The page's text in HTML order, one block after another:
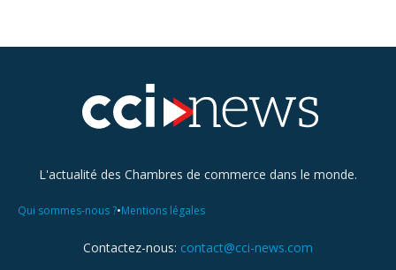
L'actualité des Chambres de commerce dans le monde.
Qui sommes-nous ?•Mentions légales
Contactez-nous: contact@cci-news.com